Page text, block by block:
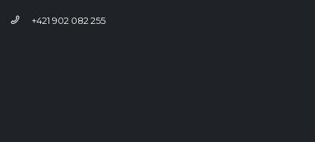
+421 902 082 255